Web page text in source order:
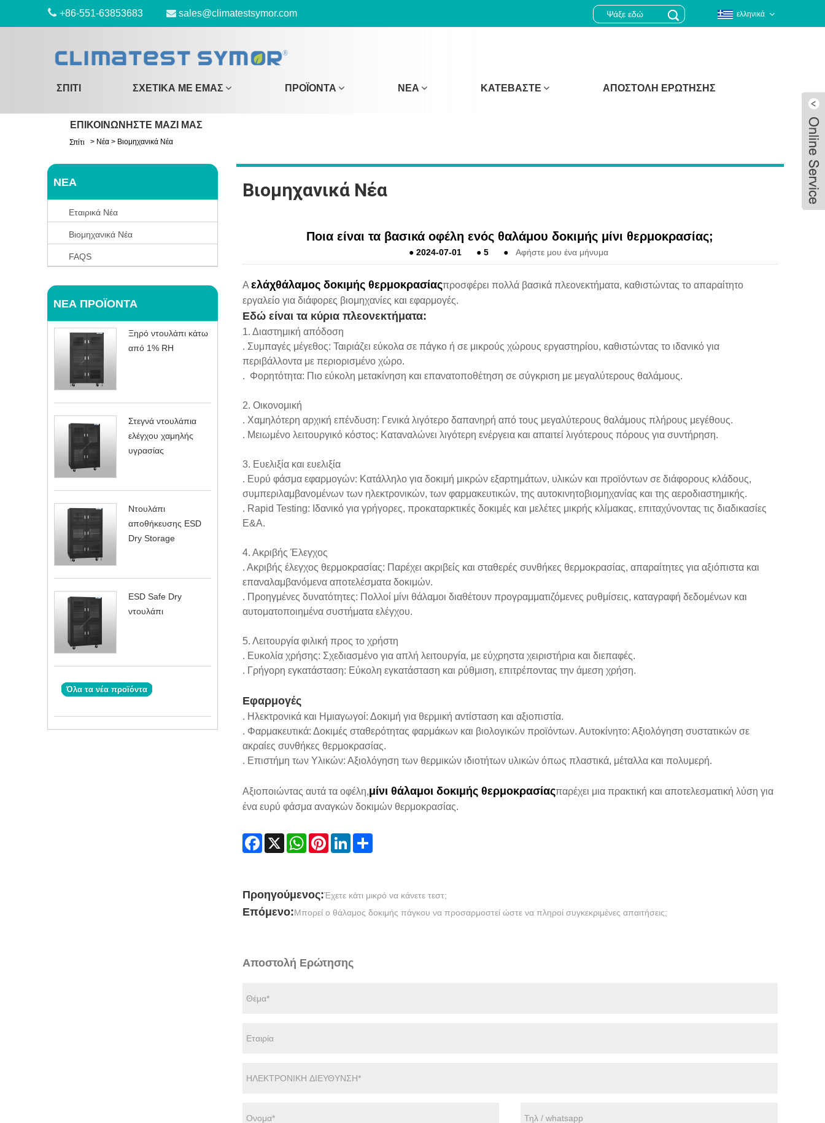
+86-551-63853683 sales@climatestsymor.com ελληνικά
ΣΠΊΤΙ ΣΧΕΤΙΚΆ ΜΕ ΕΜΆΣ ΠΡΟΪΌΝΤΑ ΝΈΑ ΚΑΤΕΒΆΣΤΕ ΑΠΟΣΤΟΛΉ ΕΡΏΤΗΣΗΣ
ΕΠΙΚΟΙΝΩΝΉΣΤΕ ΜΑΖΊ ΜΑΣ
Σπίτι > Νέα > Βιομηχανικά Νέα
ΝΈΑ
Εταιρικά Νέα
Βιομηχανικά Νέα
FAQS
ΝΈΑ ΠΡΟΪΌΝΤΑ
Ξηρό ντουλάπι κάτω
από 1% RH
Στεγνά ντουλάπια
ελέγχου χαμηλής
υγρασίας
Ντουλάπι
αποθήκευσης ESD
Dry Storage
ESD Safe Dry
ντουλάπι
Όλα τα νέα προϊόντα
Βιομηχανικά Νέα
Ποια είναι τα βασικά οφέλη ενός θαλάμου δοκιμής μίνι θερμοκρασίας;
● 2024-07-01 ● 5 ● Αφήστε μου ένα μήνυμα
A ελάχθάλαμος δοκιμής θερμοκρασίαςπροσφέρει πολλά βασικά πλεονεκτήματα, καθιστώντας το απαραίτητο
εργαλείο για διάφορες βιομηχανίες και εφαρμογές.
Εδώ είναι τα κύρια πλεονεκτήματα:
1. Διαστημική απόδοση
. Συμπαγές μέγεθος: Ταιριάζει εύκολα σε πάγκο ή σε μικρούς χώρους εργαστηρίου, καθιστώντας το ιδανικό για
περιβάλλοντα με περιορισμένο χώρο.
. Φορητότητα: Πιο εύκολη μετακίνηση και επανατοποθέτηση σε σύγκριση με μεγαλύτερους θαλάμους.
2. Οικονομική
. Χαμηλότερη αρχική επένδυση: Γενικά λιγότερο δαπανηρή από τους μεγαλύτερους θαλάμους πλήρους μεγέθους.
. Μειωμένο λειτουργικό κόστος: Καταναλώνει λιγότερη ενέργεια και απαιτεί λιγότερους πόρους για συντήρηση.
3. Ευελιξία και ευελιξία
. Ευρύ φάσμα εφαρμογών: Κατάλληλο για δοκιμή μικρών εξαρτημάτων, υλικών και προϊόντων σε διάφορους κλάδους,
συμπεριλαμβανομένων των ηλεκτρονικών, των φαρμακευτικών, της αυτοκινητοβιομηχανίας και της αεροδιαστημικής.
. Rapid Testing: Ιδανικό για γρήγορες, προκαταρκτικές δοκιμές και μελέτες μικρής κλίμακας, επιταχύνοντας τις διαδικασίες
Ε&Α.
4. Ακριβής Έλεγχος
. Ακριβής έλεγχος θερμοκρασίας: Παρέχει ακριβείς και σταθερές συνθήκες θερμοκρασίας, απαραίτητες για αξιόπιστα και
επαναλαμβανόμενα αποτελέσματα δοκιμών.
. Προηγμένες δυνατότητες: Πολλοί μίνι θάλαμοι διαθέτουν προγραμματιζόμενες ρυθμίσεις, καταγραφή δεδομένων και
αυτοματοποιημένα συστήματα ελέγχου.
5. Λειτουργία φιλική προς το χρήστη
. Ευκολία χρήσης: Σχεδιασμένο για απλή λειτουργία, με εύχρηστα χειριστήρια και διεπαφές.
. Γρήγορη εγκατάσταση: Εύκολη εγκατάσταση και ρύθμιση, επιτρέποντας την άμεση χρήση.
Εφαρμογές
. Ηλεκτρονικά και Ημιαγωγοί: Δοκιμή για θερμική αντίσταση και αξιοπιστία.
. Φαρμακευτικά: Δοκιμές σταθερότητας φαρμάκων και βιολογικών προϊόντων. Αυτοκίνητο: Αξιολόγηση συστατικών σε
ακραίες συνθήκες θερμοκρασίας.
. Επιστήμη των Υλικών: Αξιολόγηση των θερμικών ιδιοτήτων υλικών όπως πλαστικά, μέταλλα και πολυμερή.
Αξιοποιώντας αυτά τα οφέλη,μίνι θάλαμοι δοκιμής θερμοκρασίαςπαρέχει μια πρακτική και αποτελεσματική λύση για
ένα ευρύ φάσμα αναγκών δοκιμών θερμοκρασίας.
Facebook
X WhatsAppPinterestLinkedInShare
Προηγούμενος:Έχετε κάτι μικρό να κάνετε τεστ;
Επόμενο:Μπορεί ο θάλαμος δοκιμής πάγκου να προσαρμοστεί ώστε να πληροί συγκεκριμένες απαιτήσεις;
Αποστολή Ερώτησης